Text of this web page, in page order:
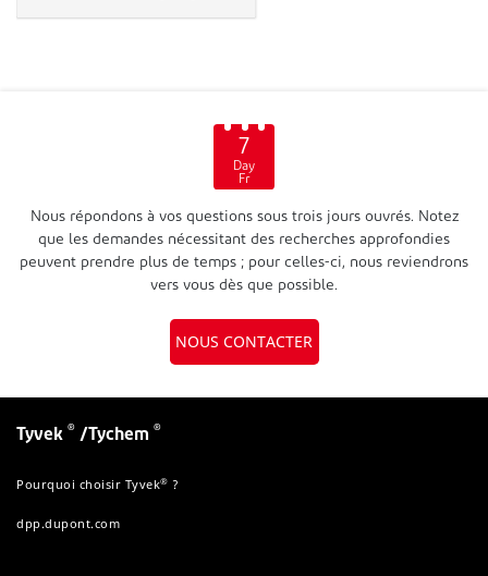
7
Day
Fr
Nous répondons à vos questions sous trois jours ouvrés. Notez
que les demandes nécessitant des recherches approfondies
peuvent prendre plus de temps ; pour celles-ci, nous reviendrons
vers vous dès que possible.
NOUS CONTACTER
Tyvek ® /Tychem ®
Pourquoi choisir Tyvek® ?
dpp.dupont.com